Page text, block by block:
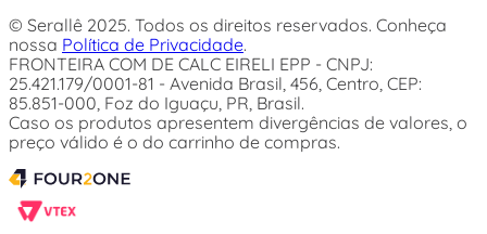
© Serallê 2025. Todos os direitos reservados. Conheça
nossa Política de Privacidade.
FRONTEIRA COM DE CALC EIRELI EPP - CNPJ:
25.421.179/0001-81 - Avenida Brasil, 456, Centro, CEP:
85.851-000, Foz do Iguaçu, PR, Brasil.
Caso os produtos apresentem divergências de valores, o
preço válido é o do carrinho de compras.